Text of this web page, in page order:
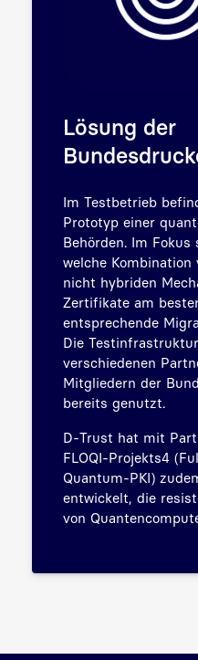
Lösung der
Im Testbetrieb
Prototyp einer
Behörden. Im Fokus
welche
nicht hybriden
Zertifikate am
entsprechende
Die
verschiedenen
Mitgliedern der
bereits genutzt.
D-Trust hat mit
FLOQI-Projekts4
Quantum-PKI)
entwickelt, die
von